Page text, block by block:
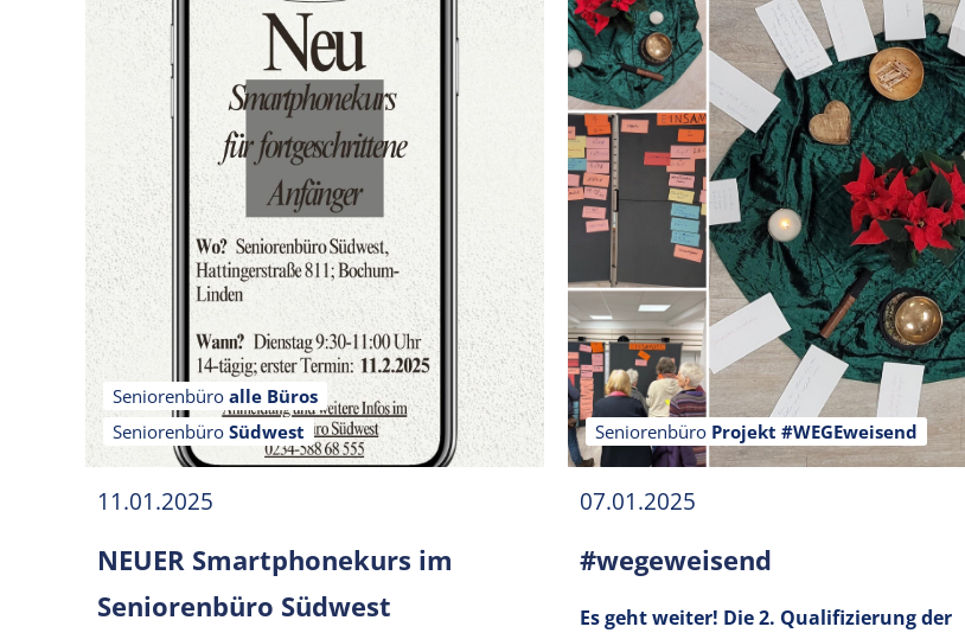
Seniorenbüro alle Büros
Seniorenbüro Südwest
11.01.2025
NEUER Smartphonekurs im
Seniorenbüro Südwest
Seniorenbüro Projekt #WEGEweisend
07.01.2025
#wegeweisend
Es geht weiter! Die 2. Qualifizierung der